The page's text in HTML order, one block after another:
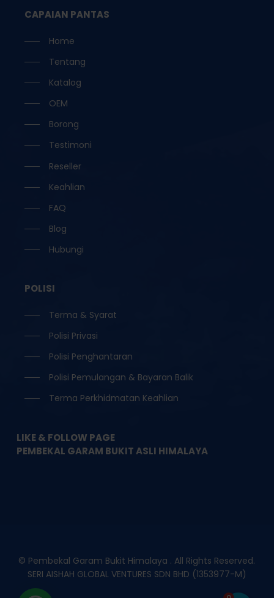
CAPAIAN PANTAS
Home
Tentang
Katalog
OEM
Borong
Testimoni
Reseller
Keahlian
FAQ
Blog
Hubungi
POLISI
Terma & Syarat
Polisi Privasi
Polisi Penghantaran
Polisi Pemulangan & Bayaran Balik
Terma Perkhidmatan Keahlian
LIKE & FOLLOW PAGE
PEMBEKAL GARAM BUKIT ASLI HIMALAYA
© Pembekal Garam Bukit Himalaya . All Rights Reserved.
SERI AISHAH GLOBAL VENTURES SDN BHD (1353977-M)